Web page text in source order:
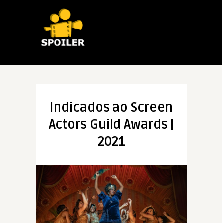
Indicados ao Screen
Actors Guild Awards |
2021